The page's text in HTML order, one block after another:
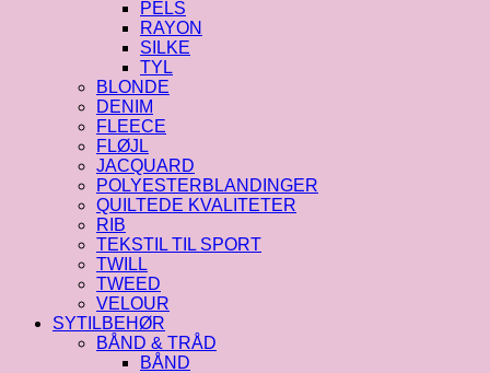
PELS
RAYON
SILKE
TYL
BLONDE
DENIM
FLEECE
FLØJL
JACQUARD
POLYESTERBLANDINGER
QUILTEDE KVALITETER
RIB
TEKSTIL TIL SPORT
TWILL
TWEED
VELOUR
SYTILBEHØR
BÅND & TRÅD
BÅND